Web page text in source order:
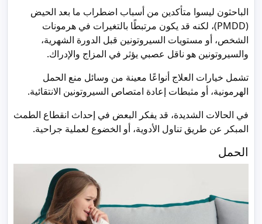
الباحثون ليسوا متأكدين من أسباب اضطراب ما بعد الحيض
(PMDD)، لكنه قد يكون مرتبطًا بالتغيرات في هرمونات
الشخص، أو مستويات السيروتونين قبل الدورة الشهرية،
والسيروتونين هو ناقل عصبي يؤثر في المزاج والإدراك.
تشمل خيارات العلاج أنواعًا معينة من وسائل منع الحمل
الهرمونية، أو مثبطات إعادة امتصاص السيروتونين الانتقائية.
في الحالات الشديدة، قد يفكر البعض في إحداث انقطاع الطمث
المبكر عن طريق تناول الأدوية، أو الخضوع لعملية جراحية.
الحمل